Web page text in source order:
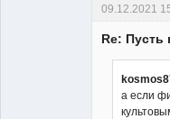
09.12.2021
Re: Пусть
а если